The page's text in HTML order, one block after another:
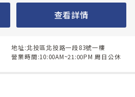
查看詳情
地址:北投區北投路一段83號一樓
營業時間:10:00AM~21:00PM 周日公休